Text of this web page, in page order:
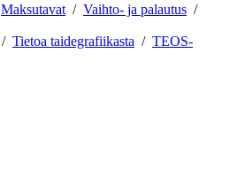
Maksutavat / Vaihto- ja palautus /
/ Tietoa taidegrafiikasta / TEOS-